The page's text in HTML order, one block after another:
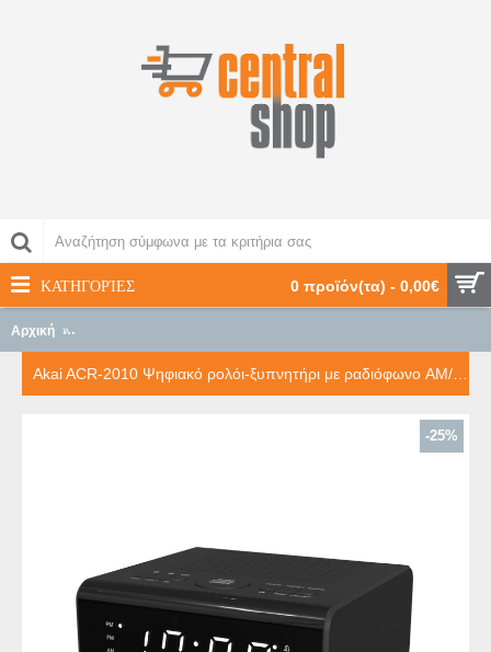
0 προϊόν(τα) - 0,00€
ΚΑΤΗΓΟΡΊΕΣ
Αρχική Akai ACR-2010 Ψηφιακό ρολόι-ξυπνητήρι με ραδιόφωνο AM/FM
-25%